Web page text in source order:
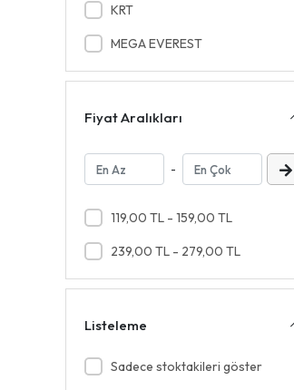
KRT
MEGA EVEREST
Fiyat Aralıkları
-
119,00 TL - 159,00 TL
239,00 TL - 279,00 TL
Listeleme
Sadece stoktakileri göster